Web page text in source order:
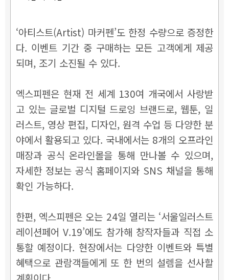
‘아티스트(Artist) 마커펜’도 한정 수량으로 증정한
다. 이벤트 기간 중 구매하는 모든 고객에게 제공
되며, 조기 소진될 수 있다.
엑스피펜은 현재 전 세계 130여 개국에서 사랑받
고 있는 글로벌 디지털 드로잉 브랜드로, 웹툰, 일
러스트, 영상 편집, 디자인, 원격 수업 등 다양한 분
야에서 활용되고 있다. 국내에서는 8개의 오프라인
매장과 공식 온라인몰을 통해 만나볼 수 있으며,
자세한 정보는 공식 홈페이지와 SNS 채널을 통해
확인 가능하다.
한편, 엑스피펜은 오는 24일 열리는 ‘서울일러스트
레이션페어 V.19’에도 참가해 창작자들과 직접 소
통할 예정이다. 현장에서는 다양한 이벤트와 특별
혜택으로 관람객들에게 또 한 번의 설렘을 선사할